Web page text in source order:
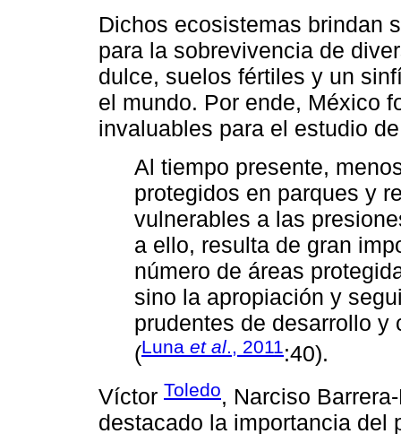
Dichos ecosistemas brindan
para la sobrevivencia de
dulce, suelos fértiles y un
el mundo. Por ende, México
invaluables para el estudio
Al tiempo presente,
protegidos en parques y
vulnerables a las
a ello, resulta de gran
número de áreas
sino la apropiación y
prudentes de desarrollo
(Luna et al., 2011:40).
Víctor Toledo, Narciso
destacado la importancia del